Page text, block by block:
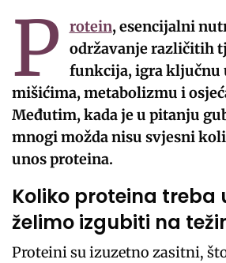
P rotein, esencijalni
održavanje različitih
funkcija, igra ključnu
mišićima, metabolizmu i
Međutim, kada je u pitanju
mnogi možda nisu svjesni
unos proteina.
Koliko proteina treba
želimo izgubiti na
Proteini su izuzetno zasitni,